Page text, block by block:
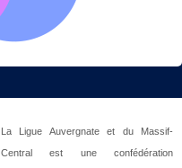
La Ligue Auvergnate et du Massif-
Central est une confédération